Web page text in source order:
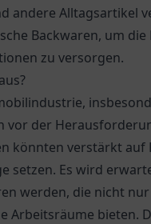
andere Alltagsartikel
Backwaren, um
zu versorgen.
vor der
könnten verstärkt auf
Es wird
werden, die nicht
Arbeitsräume bieten.